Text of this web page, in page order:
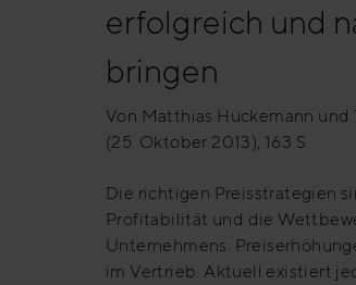
erfolgreich und
bringen
Von Matthias Huckemann und
(25. Oktober 2013), 163 S.
Die richtigen Preisstrategien
Profitabilität und die
Unternehmens.
im Vertrieb. Aktuell existiert